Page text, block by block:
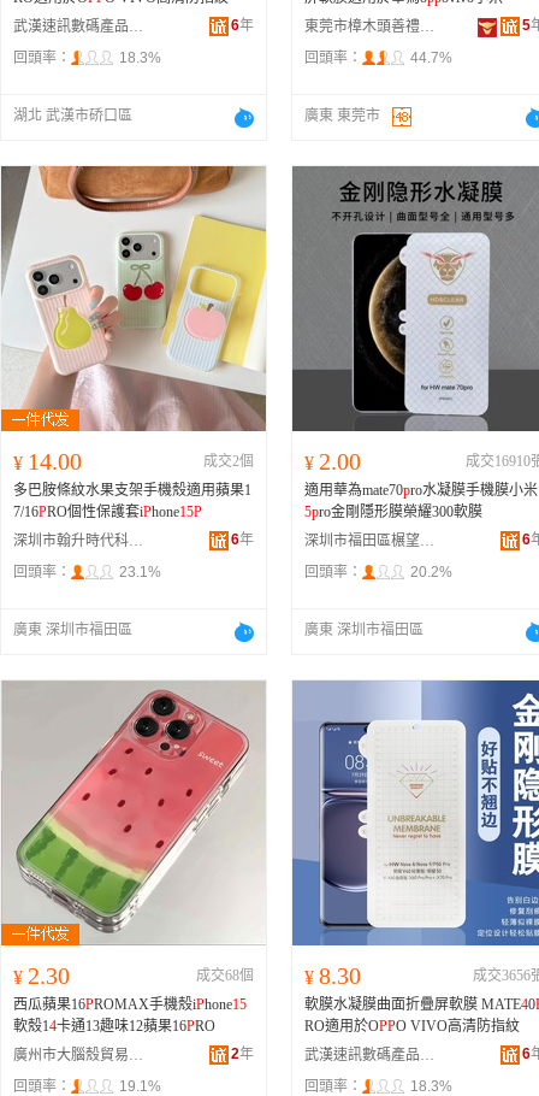
武漢速訊數碼產品經營部
6年
回頭率：
18.3%
湖北 武漢市硚口區
東莞市樟木頭善禮手機配件店
5
回頭率：
44.7%
廣東 東莞市
¥ 14.00
成交2個
多巴胺條紋水果支架手機殼適用蘋果1
7/16PRO個性保護套iPhone15P
深圳市翰升時代科技有限公司
6年
回頭率：
23.1%
廣東 深圳市福田區
¥ 2.00
成交16910
適用華為mate70pro水凝膜手機膜小米
5pro金剛隱形膜榮耀300軟膜
深圳市福田區榐望電子商行
6
回頭率：
20.2%
廣東 深圳市福田區
¥ 2.30
成交68個
西瓜蘋果16PROMAX手機殼iPhone15
軟殼14卡通13趣味12蘋果16PRO
廣州市大腦殼貿易商行
2年
回頭率：
19.1%
¥ 8.30
成交3656
軟膜水凝膜曲面折疊屏軟膜 MATE40
RO適用於OPPO VIVO高清防指紋
武漢速訊數碼產品經營部
6
回頭率：
18.3%